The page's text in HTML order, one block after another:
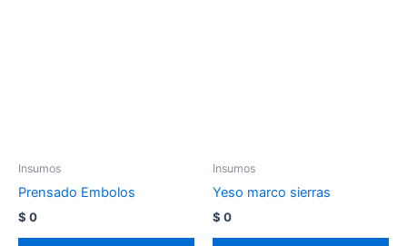
Insumos
Prensado Embolos
$ 0
Insumos
Yeso marco sierras
$ 0